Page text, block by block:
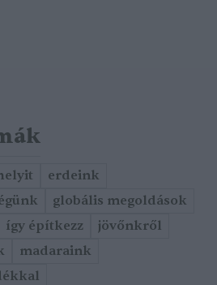
erdeink
globális megoldások
így építkezz
jövőnkről
madaraink